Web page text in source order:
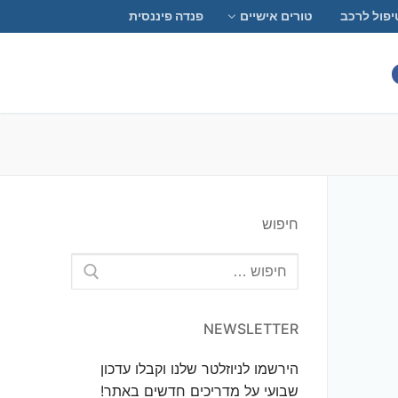
לרכב טורים אישיים פנדה פיננסית
חיפוש
NEWSLETTER
הירשמו לניוזלטר שלנו וקבלו עדכון
שבועי על מדריכים חדשים באתר!